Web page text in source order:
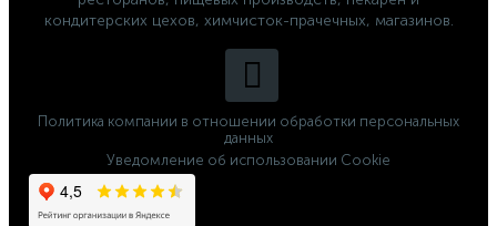
кондитерских цехов, химчисток-прачечных, магазинов.
Политика компании в отношении обработки персональных
данных
Уведомление об использовании Cookie